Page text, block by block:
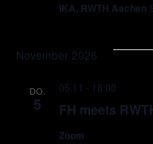
IKA, RWTH Aachen
November 2026
DO.
5 FH meets
05.11 - 18:00
Zoom